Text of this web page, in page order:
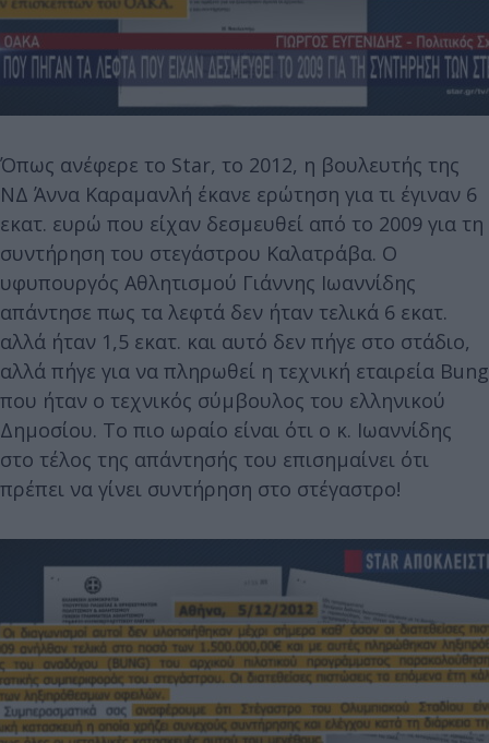
Όπως ανέφερε το Star, το 2012, η βουλευτής της
ΝΔ Άννα Καραμανλή έκανε ερώτηση για τι έγιναν 6
εκατ. ευρώ που είχαν δεσμευθεί από το 2009 για τη
συντήρηση του στεγάστρου Καλατράβα. O
υφυπουργός Αθλητισμού Γιάννης Ιωαννίδης
απάντησε πως τα λεφτά δεν ήταν τελικά 6 εκατ.
αλλά ήταν 1,5 εκατ. και αυτό δεν πήγε στο στάδιο,
αλλά πήγε για να πληρωθεί η τεχνική εταιρεία Bung
που ήταν ο τεχνικός σύμβουλος του ελληνικού
Δημοσίου. Το πιο ωραίο είναι ότι ο κ. Ιωαννίδης
στο τέλος της απάντησής του επισημαίνει ότι
πρέπει να γίνει συντήρηση στο στέγαστρο!